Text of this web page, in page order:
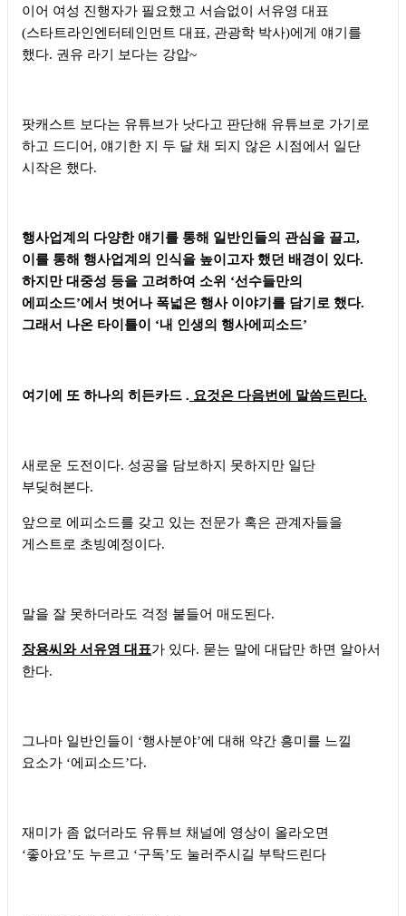
이어 여성 진행자가 필요했고 서슴없이 서유영 대표
(스타트라인엔터테인먼트 대표, 관광학 박사)에게 얘기를
했다. 권유 라기 보다는 강압~
팟캐스트 보다는 유튜브가 낫다고 판단해 유튜브로 가기로
하고 드디어 , 얘기한 지 두 달 채 되지 않은 시점에서 일단
시작은 했다.
행사업계의 다양한 얘기를 통해 일반인들의 관심을 끌고,
이를 통해 행사업계의 인식을 높이고자 했던 배경이 있다.
하지만 대중성 등을 고려하여 소위 ‘선수들만의
에피소드’에서 벗어나 폭넓은 행사 이야기를 담기로 했다.
그래서 나온 타이틀이 ‘내 인생의 행사에피소드’
여기에 또 하나의 히든카드 . 요것은 다음번에 말씀드린다.
새로운 도전이다. 성공을 담보하지 못하지만 일단
부딪혀본다.
앞으로 에피소드를 갖고 있는 전문가 혹은 관계자들을
게스트로 초빙예정이다.
말을 잘 못하더라도 걱정 붙들어 매도된다.
장용씨와 서유영 대표가 있다. 묻는 말에 대답만 하면 알아서
한다.
그나마 일반인들이 ‘행사분야’에 대해 약간 흥미를 느낄
요소가 ‘에피소드’다.
재미가 좀 없더라도 유튜브 채널에 영상이 올라오면
‘좋아요’도 누르고 ‘구독’도 눌러주시길 부탁드린다